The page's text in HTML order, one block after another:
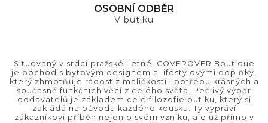
OSOBNÍ ODBĚR
V butiku
Situovaný v srdci pražské Letné, COVEROVER Boutique
je obchod s bytovým designem a lifestylovými doplňky,
který zhmotňuje radost z maličkostí i potřebu krásných a
současně funkčních věcí z celého světa. Pečlivý výběr
dodavatelů je základem celé filozofie butiku, který si
zakládá na původu každého kousku. Ty vypráví
zákazníkovi příběh nejen o svém vzniku, ale už přímo v